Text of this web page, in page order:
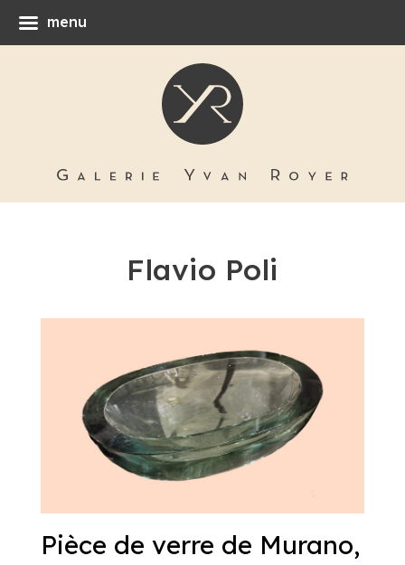
Flavio Poli
Pièce de verre de Murano,
menu